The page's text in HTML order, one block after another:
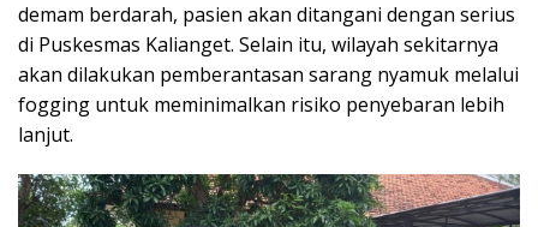
demam berdarah, pasien akan ditangani dengan serius
di Puskesmas Kalianget. Selain itu, wilayah sekitarnya
akan dilakukan pemberantasan sarang nyamuk melalui
fogging untuk meminimalkan risiko penyebaran lebih
lanjut.